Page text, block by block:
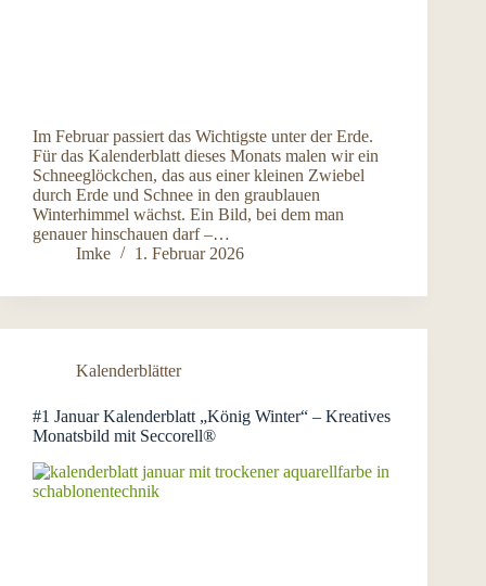
Im Februar passiert das Wichtigste unter der Erde.
Für das Kalenderblatt dieses Monats malen wir ein
Schneeglöckchen, das aus einer kleinen Zwiebel
durch Erde und Schnee in den graublauen
Winterhimmel wächst. Ein Bild, bei dem man
genauer hinschauen darf –…
Imke
1. Februar 2026
Kalenderblätter
#1 Januar Kalenderblatt „König Winter“ – Kreatives
Monatsbild mit Seccorell®